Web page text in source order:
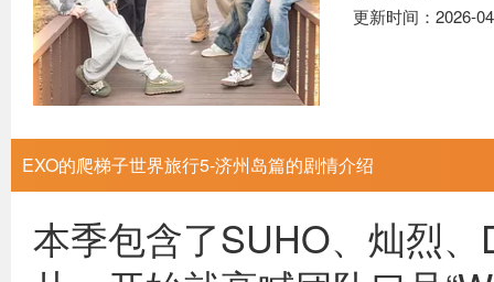
更新时间：2026-
EXO的爬梯子世界旅行5-济州岛篇的剧情介绍
本季包含了SUHO、灿烈